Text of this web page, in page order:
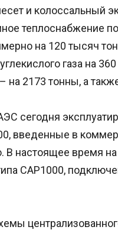
и колоссальный
теплоснабжение
на 120 тысяч
газа на
на 2173 тонны, а
сегодня
введенные в
В настоящее время
CAP1000,